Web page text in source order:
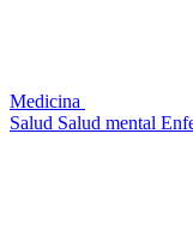
Medicina
Salud Salud mental